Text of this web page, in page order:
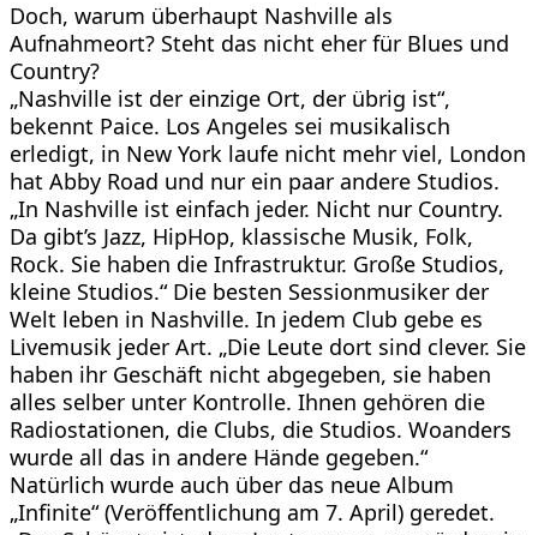
Doch, warum überhaupt Nashville als
Aufnahmeort? Steht das nicht eher für Blues und
Country?
„Nashville ist der einzige Ort, der übrig ist“,
bekennt Paice. Los Angeles sei musikalisch
erledigt, in New York laufe nicht mehr viel, London
hat Abby Road und nur ein paar andere Studios.
„In Nashville ist einfach jeder. Nicht nur Country.
Da gibt’s Jazz, HipHop, klassische Musik, Folk,
Rock. Sie haben die Infrastruktur. Große Studios,
kleine Studios.“ Die besten Sessionmusiker der
Welt leben in Nashville. In jedem Club gebe es
Livemusik jeder Art. „Die Leute dort sind clever. Sie
haben ihr Geschäft nicht abgegeben, sie haben
alles selber unter Kontrolle. Ihnen gehören die
Radiostationen, die Clubs, die Studios. Woanders
wurde all das in andere Hände gegeben.“
Natürlich wurde auch über das neue Album
„Infinite“ (Veröffentlichung am 7. April) geredet.